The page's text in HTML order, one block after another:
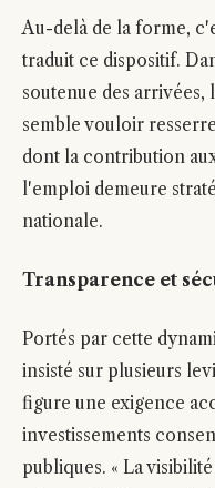
Au-delà de la forme,
traduit ce dispositif.
soutenue des arrivées,
semble vouloir
dont la contribution
l'emploi demeure
nationale.
Transparence et
Portés par cette
insisté sur plusieurs
figure une exigence
investissements
publiques. « La